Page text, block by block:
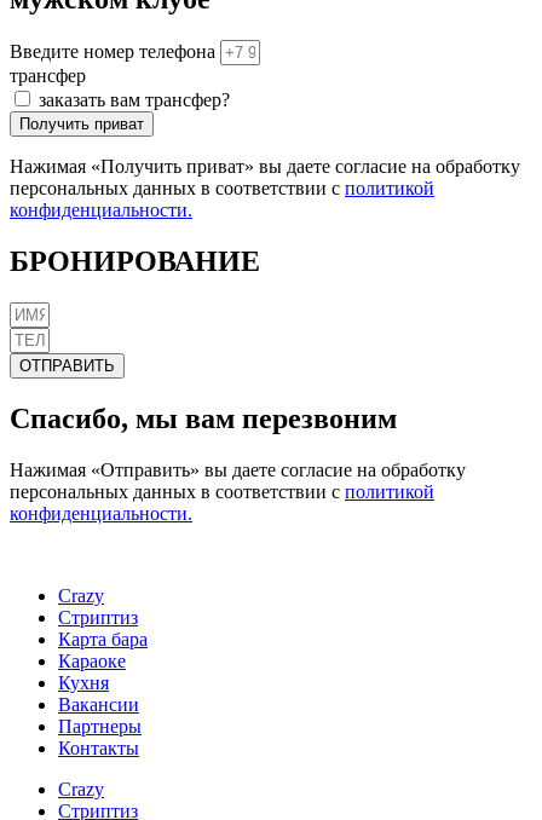
Введите номер телефона
трансфер
заказать вам трансфер?
Получить приват
Нажимая «Получить приват» вы даете согласие на обработку
персональных данных в соответствии с политикой
конфиденциальности.
БРОНИРОВАНИЕ
ОТПРАВИТЬ
Спасибо, мы вам перезвоним
Нажимая «Отправить» вы даете согласие на обработку
персональных данных в соответствии с политикой
конфиденциальности.
Crazy
Стриптиз
Карта бара
Караоке
Кухня
Вакансии
Партнеры
Контакты
Crazy
Стриптиз